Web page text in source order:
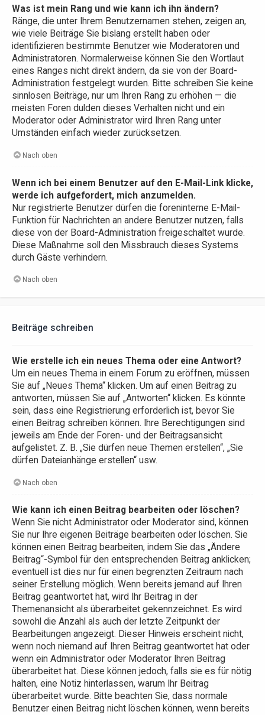
Was ist mein Rang und wie kann ich ihn ändern?
Ränge, die unter Ihrem Benutzernamen stehen, zeigen an,
wie viele Beiträge Sie bislang erstellt haben oder
identifizieren bestimmte Benutzer wie Moderatoren und
Administratoren. Normalerweise können Sie den Wortlaut
eines Ranges nicht direkt ändern, da sie von der Board-
Administration festgelegt wurden. Bitte schreiben Sie keine
sinnlosen Beiträge, nur um Ihren Rang zu erhöhen — die
meisten Foren dulden dieses Verhalten nicht und ein
Moderator oder Administrator wird Ihren Rang unter
Umständen einfach wieder zurücksetzen.
Nach oben
Wenn ich bei einem Benutzer auf den E-Mail-Link klicke,
werde ich aufgefordert, mich anzumelden.
Nur registrierte Benutzer dürfen die foreninterne E-Mail-
Funktion für Nachrichten an andere Benutzer nutzen, falls
diese von der Board-Administration freigeschaltet wurde.
Diese Maßnahme soll den Missbrauch dieses Systems
durch Gäste verhindern.
Nach oben
Beiträge schreiben
Wie erstelle ich ein neues Thema oder eine Antwort?
Um ein neues Thema in einem Forum zu eröffnen, müssen
Sie auf „Neues Thema“ klicken. Um auf einen Beitrag zu
antworten, müssen Sie auf „Antworten“ klicken. Es könnte
sein, dass eine Registrierung erforderlich ist, bevor Sie
einen Beitrag schreiben können. Ihre Berechtigungen sind
jeweils am Ende der Foren- und der Beitragsansicht
aufgelistet. Z. B. „Sie dürfen neue Themen erstellen“, „Sie
dürfen Dateianhänge erstellen“ usw.
Nach oben
Wie kann ich einen Beitrag bearbeiten oder löschen?
Wenn Sie nicht Administrator oder Moderator sind, können
Sie nur Ihre eigenen Beiträge bearbeiten oder löschen. Sie
können einen Beitrag bearbeiten, indem Sie das „Ändere
Beitrag“-Symbol für den entsprechenden Beitrag anklicken;
eventuell ist dies nur für einen begrenzten Zeitraum nach
seiner Erstellung möglich. Wenn bereits jemand auf Ihren
Beitrag geantwortet hat, wird Ihr Beitrag in der
Themenansicht als überarbeitet gekennzeichnet. Es wird
sowohl die Anzahl als auch der letzte Zeitpunkt der
Bearbeitungen angezeigt. Dieser Hinweis erscheint nicht,
wenn noch niemand auf Ihren Beitrag geantwortet hat oder
wenn ein Administrator oder Moderator Ihren Beitrag
überarbeitet hat. Diese können jedoch, falls sie es für nötig
halten, eine Notiz hinterlassen, warum Ihr Beitrag
überarbeitet wurde. Bitte beachten Sie, dass normale
Benutzer einen Beitrag nicht löschen können, wenn bereits